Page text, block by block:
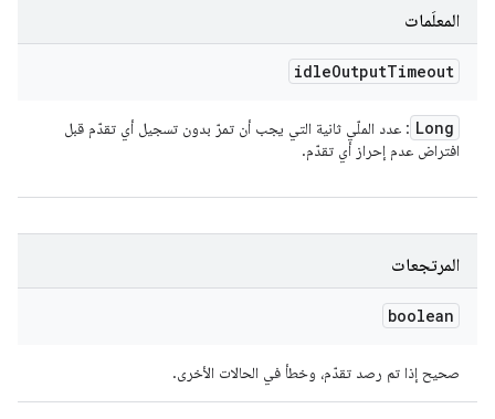
المعلَمات
idleOutputTimeout
Long : عدد الملّي ثانية التي يجب أن تمرّ بدون تسجيل أي تقدّم قبل
افتراض عدم إحراز أي تقدّم.
المرتجعات
boolean
صحيح إذا تم رصد تقدّم، وخطأ في الحالات الأخرى.